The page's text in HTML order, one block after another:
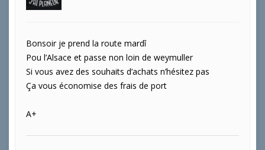
Bonsoir je prend la route mardî
Pou l’Alsace et passe non loin de weymuller
Si vous avez des souhaits d’achats n’hésitez pas
Ça vous économise des frais de port
A+